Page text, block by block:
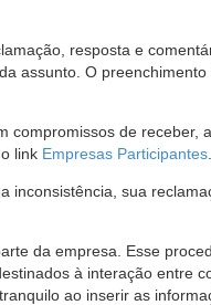
resposta e
assunto. O preenchimento
compromissos de receber,
link Empresas Participantes
inconsistência, sua
da empresa. Esse
à interação entre
ao inserir as